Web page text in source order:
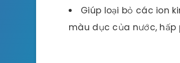
Giúp loại bỏ các ion
màu dục của nước,